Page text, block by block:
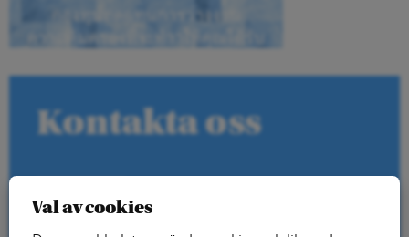
Kontakta oss
Kontakt
Val av cookies